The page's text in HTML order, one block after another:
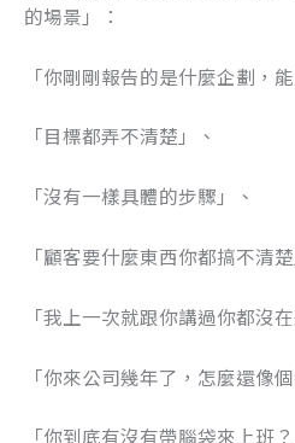
的場景」：
「你剛剛報告的是什麼企劃，
「目標都弄不清楚」、
「沒有一樣具體的步驟」、
「顧客要什麼東西你都搞不清楚
「我上一次就跟你講過你都沒
「你來公司幾年了，怎麼還像
「你到底有沒有帶腦袋來上班